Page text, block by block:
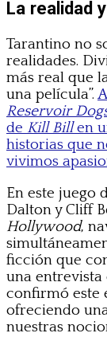
La realidad
Tarantino no
realidades.
más real que
una película”.
Reservoir
de Kill Billen
historias que
vivimos
En este juego
Dalton y Cliff
Hollywood,
ficción que
una entrevista
confirmó este
ofreciendo
nuestras